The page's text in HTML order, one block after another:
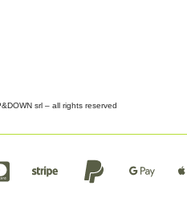
srl – all rights reserved